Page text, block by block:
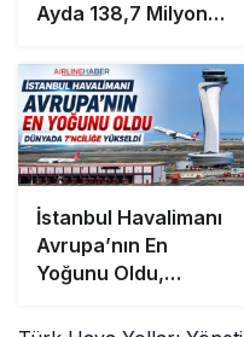
Ayda 138,7 Milyon
İstanbul Havalimanı
Avrupa’nın En
Yoğunu Oldu,
Yükseldi